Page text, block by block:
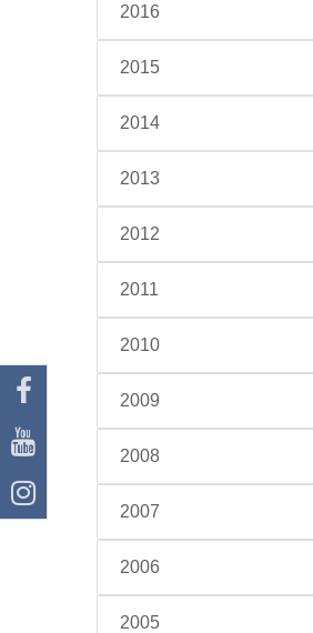
2016
2015
2014
2013
2012
2011
2010
2009
2008
2007
2006
2005